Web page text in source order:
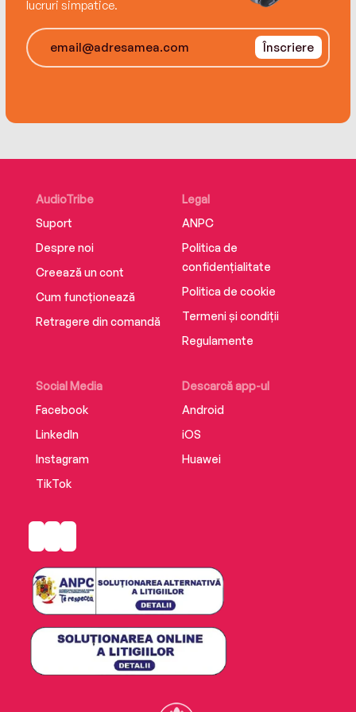
pentru specialişti, cât şi pentru publicul larg pentru
a face cunoscute rezultatele muncii sale. Articole
despre activitatea ei au fost publicate în The New
lucruri simpatice.
Înscriere
AudioTribe
Suport
Despre noi
Creează un cont
Cum funcționează
Retragere din comandă
Social Media
Facebook
LinkedIn
Instagram
TikTok
Descarcă app-ul
Android
iOS
Huawei
Legal
ANPC
Politica de
confidențialitate
Politica de cookie
Termeni și condiții
Regulamente